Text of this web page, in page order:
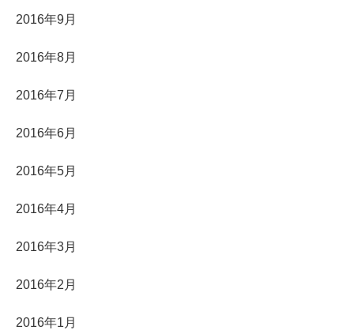
2016年9月
2016年8月
2016年7月
2016年6月
2016年5月
2016年4月
2016年3月
2016年2月
2016年1月